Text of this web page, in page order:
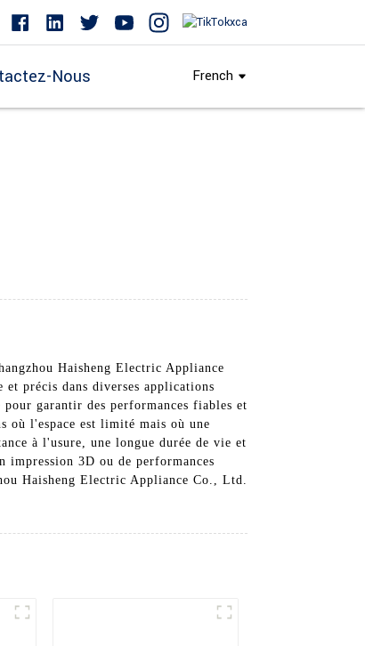
Nous French
Haisheng Electric Appliance
précis dans diverses applications
garantir des performances fiables et
où l'espace est limité mais où une
à l'usure, une longue durée de vie et
impression 3D ou de performances
Haisheng Electric Appliance Co., Ltd.